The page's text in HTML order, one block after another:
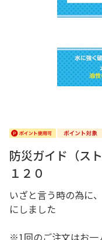
防災ガイド（ス
１２０
いざと言う時の為に
にしました
※1回のご注文はお一